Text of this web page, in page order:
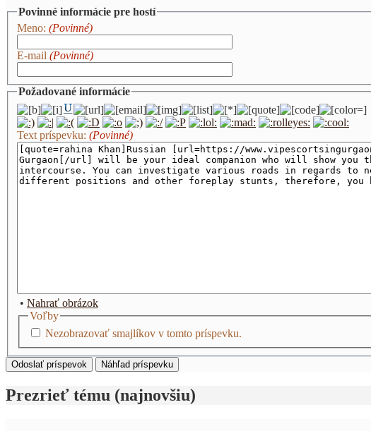
Povinné informácie pre hostí
Meno: (Povinné)
E-mail (Povinné)
Požadované informácie
Text príspevku: (Povinné)
• Nahrať obrázok
Voľby
Nezobrazovať smajlíkov v tomto príspevku.
Prezrieť tému (najnovšiu)